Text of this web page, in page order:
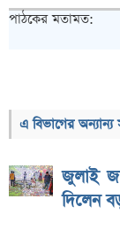
পাঠকের মতামত:
এ বিভাগের অন্যান্য
জুলাই
দিলেন